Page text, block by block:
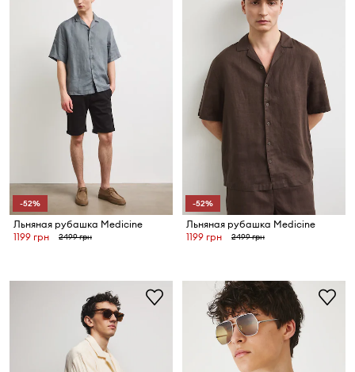
-52%
Льняная рубашка Medicine
1199 грн
2499 грн
-52%
Льняная рубашка Medicine
1199 грн
2499 грн